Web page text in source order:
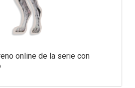
online de la serie con